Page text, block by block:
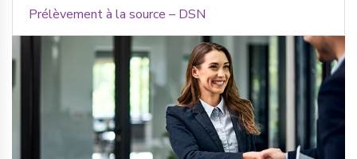
Prélèvement à la source – DSN